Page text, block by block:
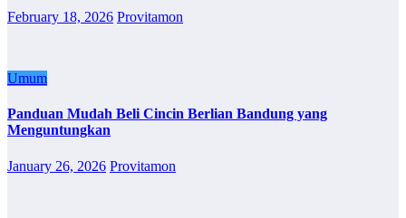
February 18, 2026 Provitamon
Umum
Panduan Mudah Beli Cincin Berlian Bandung yang
Menguntungkan
January 26, 2026 Provitamon